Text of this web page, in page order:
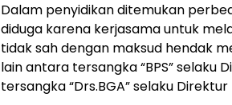
Dalam penyidikan ditemukan
diduga karena kerjasama untuk
tidak sah dengan maksud hendak
lain antara tersangka “BPS” selaku
tersangka “Drs.BGA” selaku Direktur